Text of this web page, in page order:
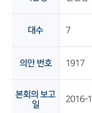
대수 7
의안 번호 1917
본회의 보고
일
2016-